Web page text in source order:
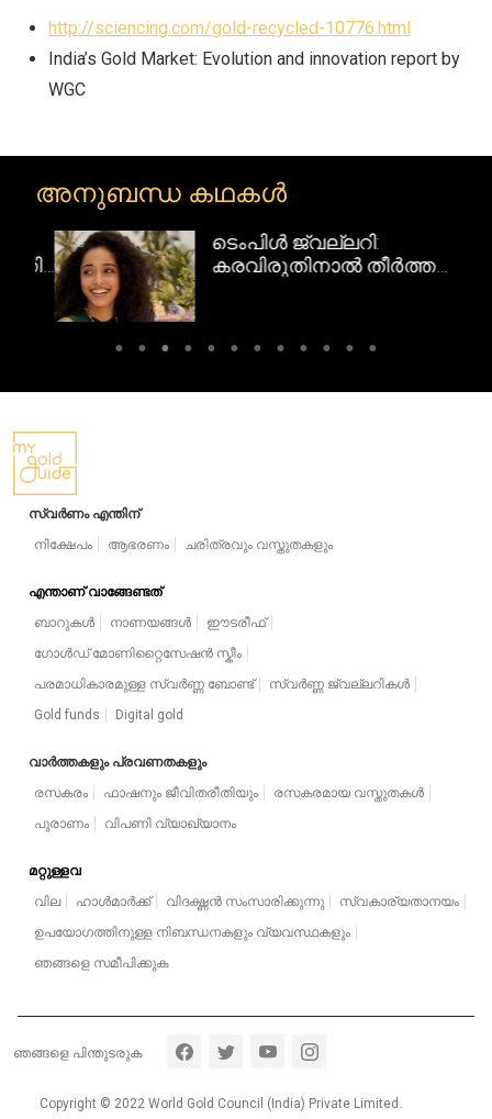
http://sciencing.com/gold-recycled-10776.html
India’s Gold Market: Evolution and innovation report by
WGC
അനുബന്ധ കഥകൾ
ടെംപിൾ ജ്വല്ലറി:
കരവിരുതിനാൽ തീർത്ത
ദക്ഷിണേന്ത്യൻ
സ്വർണവിസ്മയങ്ങൾ
സ്വർണം എന്തിന്
നിക്ഷേപം
ആഭരണം ചരിത്രവും വസ്തുതകളും
എന്താണ് വാങ്ങേണ്ടത്
ബാറുകൾ
നാണയങ്ങൾ
ഈടരീഫ്
ഗോൾഡ് മോണിറ്റൈസേഷൻ സ്കീം
പരമാധികാരമുള്ള സ്വർണ്ണ ബോണ്ട്
സ്വർണ്ണ ജ്വല്ലറികൾ
Gold funds
Digital gold
വാർത്തകളും പ്രവണതകളും
രസകരം
ഫാഷനും ജീവിതരീതിയും
രസകരമായ വസ്തുതകൾ
പുരാണം
വിപണി വ്യാഖ്യാനം
മറ്റുള്ളവ
വില
ഹാൾമാർക്ക് വിദഗ്ദ്ധൻ സംസാരിക്കുന്നു
സ്വകാര്യതാനയം
ഉപയോഗത്തിനുള്ള നിബന്ധനകളും വ്യവസ്ഥകളും
ഞങ്ങളെ സമീപിക്കുക
Footer section 5
ഞങ്ങളെ പിന്തുടരുക
Copyright © 2022 World Gold Council (India) Private Limited.